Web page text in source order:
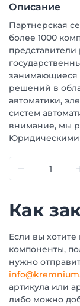
Описание
Партнерская
более 1000
занимающиеся
решений в
автоматики,
систем
внимание, мы
Как
Если вы
компоненты,
нужно
артикула или
либо можно